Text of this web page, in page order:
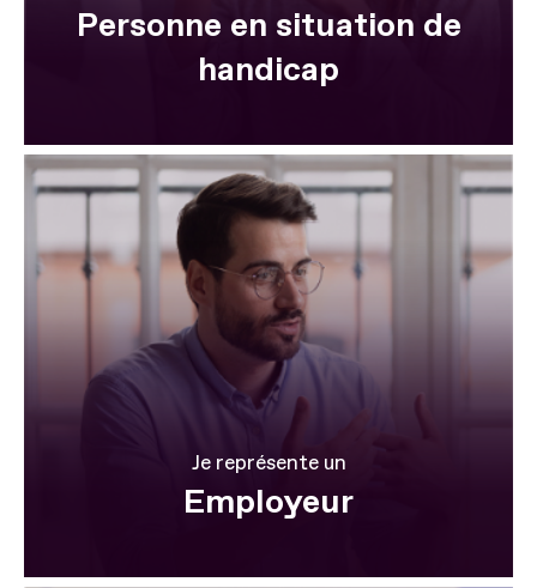
Personne en situation de
handicap
Je représente un
Employeur